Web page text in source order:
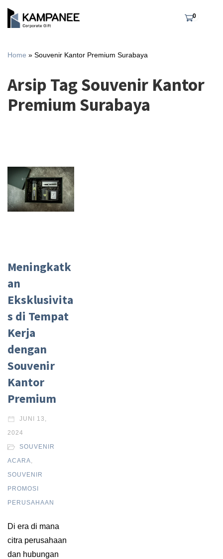
0
Home » Souvenir Kantor Premium Surabaya
Arsip Tag Souvenir Kantor
Premium Surabaya
Meningkatk
an
Eksklusivita
s di Tempat
Kerja
dengan
Souvenir
Kantor
Premium
JUNI 13,
2024
SOUVENIR
ACARA,
SOUVENIR
PROMOSI
PERUSAHAAN
Di era di mana
citra perusahaan
dan hubungan